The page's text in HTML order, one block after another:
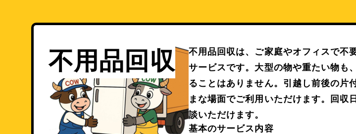
不用品回収
不用品回収は、ご家庭やオフィスで不
サービスです。 大型の物や重たい物も
ることはありません。引越し前後の片
まな場面でご利用いただけます。回収
談いただけます。
基本のサービス内容